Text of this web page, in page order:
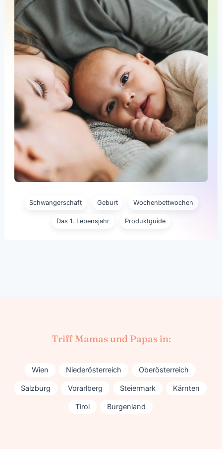
Schwangerschaft Geburt Wochenbettwochen
Das 1. Lebensjahr Produktguide
Triff Mamas und Papas in:
Wien Niederösterreich Oberösterreich
Salzburg Vorarlberg Steiermark Kärnten
Tirol Burgenland